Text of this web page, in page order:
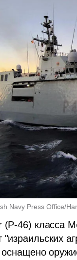
Navy Press Office/
46) класса
"израильских
оснащено